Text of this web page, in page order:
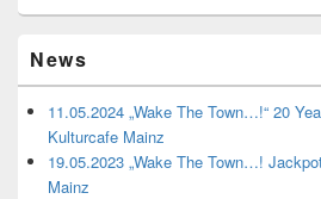
News
11.05.2024 „Wake The Town…!“ 20
Kulturcafe Mainz
19.05.2023 „Wake The Town…!
Mainz